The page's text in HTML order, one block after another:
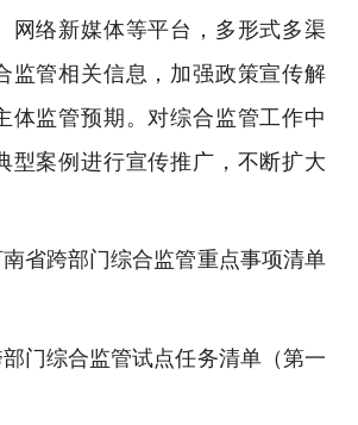
网络新媒体等平台，多形式多渠
监管相关信息，加强政策宣传解
体监管预期。对综合监管工作中
型案例进行宣传推广，不断扩大
跨部门综合监管重点事项清单
综合监管试点任务清单（第一